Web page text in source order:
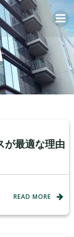
が最適な理由
READ MORE